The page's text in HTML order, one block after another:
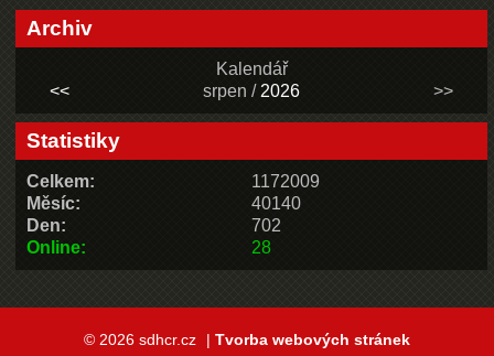
Archiv
Kalendář
<<
srpen / 2026 >>
Statistiky
Online: 28
Celkem:
1172009
Měsíc:
40140
Den:
702
© 2026 sdhcr.cz | Tvorba webových stránek